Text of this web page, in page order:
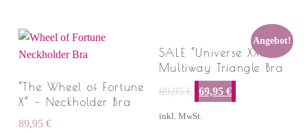
“The Wheel of Fortune
X” – Neckholder Bra
89,95 €
Angebot!
SALE “Universe XXI”
Multiway Triangle Bra
89,95€
Ursprünglicher Preis war: 89,95 €
69,95 €
Aktueller Preis ist: 69,95 €.
inkl. MwSt.